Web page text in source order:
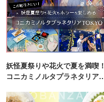
妖怪夏祭りや花火で夏を満喫！
コニカミノルタプラネタリア